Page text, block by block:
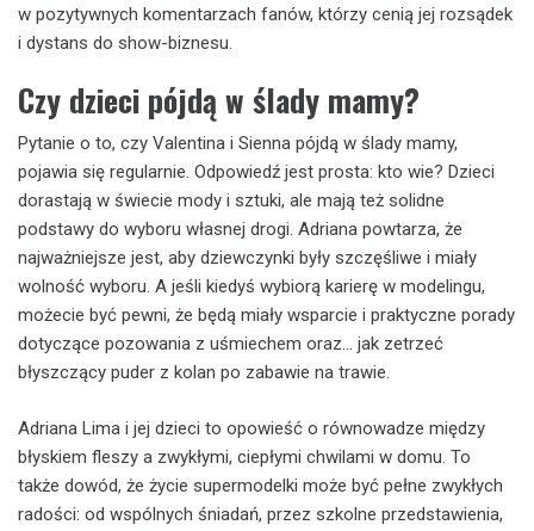
w pozytywnych komentarzach fanów, którzy cenią jej rozsądek
i dystans do show-biznesu.
Czy dzieci pójdą w ślady mamy?
Pytanie o to, czy Valentina i Sienna pójdą w ślady mamy,
pojawia się regularnie. Odpowiedź jest prosta: kto wie? Dzieci
dorastają w świecie mody i sztuki, ale mają też solidne
podstawy do wyboru własnej drogi. Adriana powtarza, że
najważniejsze jest, aby dziewczynki były szczęśliwe i miały
wolność wyboru. A jeśli kiedyś wybiorą karierę w modelingu,
możecie być pewni, że będą miały wsparcie i praktyczne porady
dotyczące pozowania z uśmiechem oraz… jak zetrzeć
błyszczący puder z kolan po zabawie na trawie.
Adriana Lima i jej dzieci to opowieść o równowadze między
błyskiem fleszy a zwykłymi, ciepłymi chwilami w domu. To
także dowód, że życie supermodelki może być pełne zwykłych
radości: od wspólnych śniadań, przez szkolne przedstawienia,